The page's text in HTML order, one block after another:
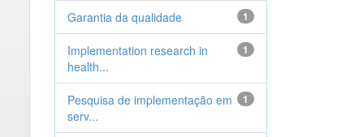
1
Garantia da qualidade
1
Implementation research in
health...
1
Pesquisa de implementação em
serv...